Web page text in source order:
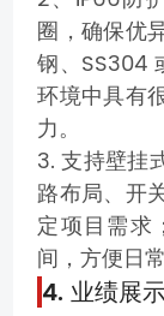
圈，确保优
钢、SS304
环境中具有
力。
3. 支持壁挂
路布局、开
定项目需求
间，方便日
4. 业绩展